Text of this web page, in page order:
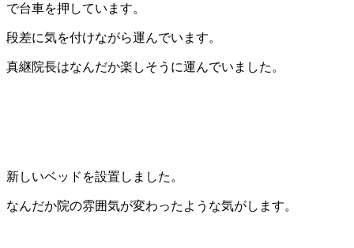
で台車を押しています。
段差に気を付けながら運んでいます。
真継院長はなんだか楽しそうに運んでいました。
新しいベッドを設置しました。
なんだか院の雰囲気が変わったような気がします。